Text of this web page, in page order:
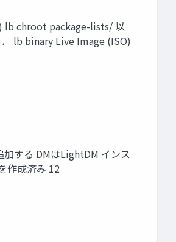
lb chroot package-lists/ 以
lb binary Live Image (ISO)
する DMはLightDM インス
作成済み 12